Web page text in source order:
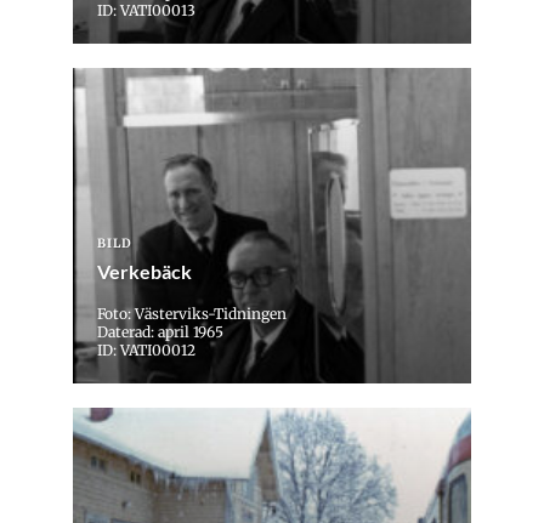
ID: VATI00013
BILD
Verkebäck
Foto: Västerviks-Tidningen
Daterad: april 1965
ID: VATI00012